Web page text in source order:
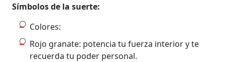
Símbolos de la suerte:
Colores:
Rojo granate: potencia tu fuerza interior y te
recuerda tu poder personal.